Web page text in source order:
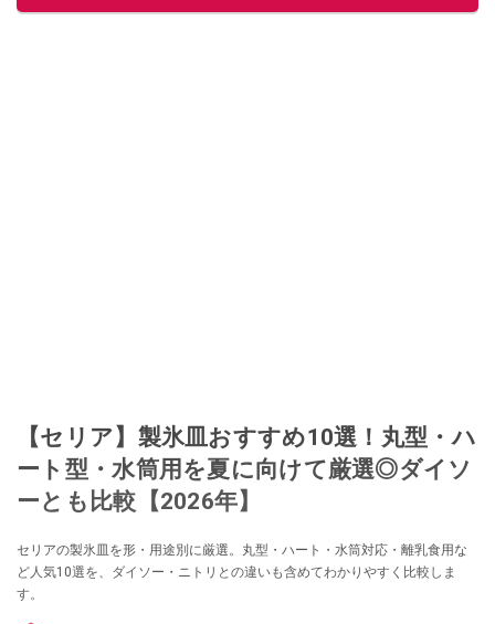
【セリア】製氷皿おすすめ10選！丸型・ハ
ート型・水筒用を夏に向けて厳選◎ダイソ
ーとも比較【2026年】
セリアの製氷皿を形・用途別に厳選。丸型・ハート・水筒対応・離乳食用な
ど人気10選を、ダイソー・ニトリとの違いも含めてわかりやすく比較しま
す。